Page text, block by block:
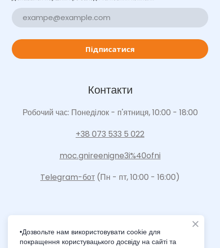
Підписатися
Контакти
Робочий час: Понеділок - п'ятниця, 10:00 - 18:00
+38 073 533 5 022
moc.gnireenigne3i%40ofni
Telegram-бот (Пн - пт, 10:00 - 16:00)
•Дозвольте нам використовувати cookie для
покращення користувацького досвіду на сайті та